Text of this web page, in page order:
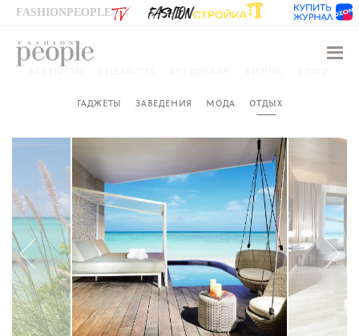
FASHIONPEOPLE
ГАДЖЕТЫ ЗАВЕДЕНИЯ МОДА ОТДЫХ